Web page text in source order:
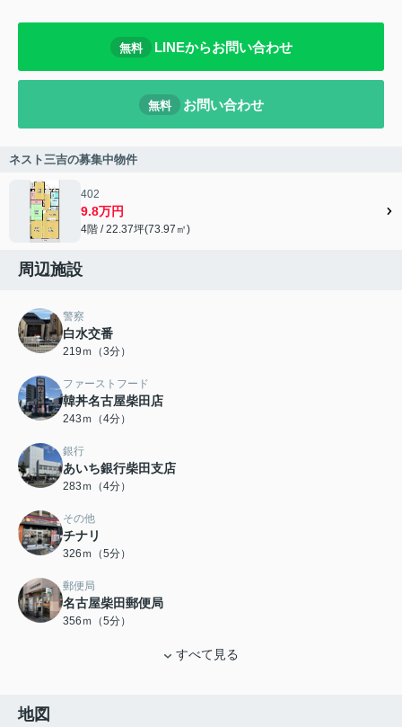
無料 LINEからお問い合わせ
無料 お問い合わせ
ネスト三吉の募集中物件
402
9.8万円
4階 / 22.37坪(73.97㎡)
周辺施設
警察
白水交番
219ｍ（3分）
ファーストフード
韓丼名古屋柴田店
243ｍ（4分）
銀行
あいち銀行柴田支店
283ｍ（4分）
その他
チナリ
326ｍ（5分）
郵便局
名古屋柴田郵便局
356ｍ（5分）
すべて見る
地図